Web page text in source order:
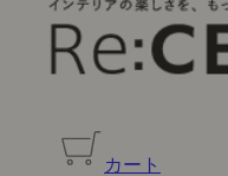
カート